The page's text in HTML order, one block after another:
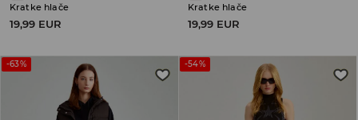
Kratke hlače
19,99 EUR
Kratke hlače
19,99 EUR
-63% -54%